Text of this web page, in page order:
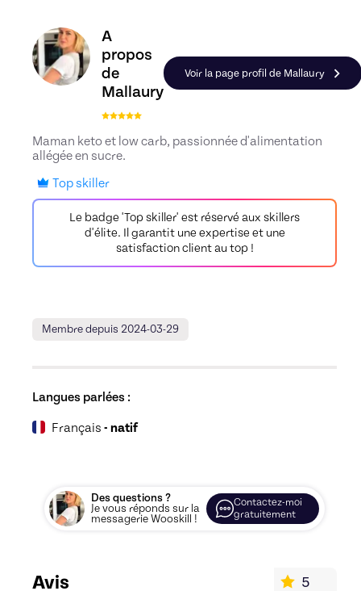
Découvrez le profil de Mallaury, Skiller en
A
propos
de
Mallaury
Voir la page profil de Mallaury
Maman keto et low carb, passionnée d'alimentation
allégée en sucre.
Top skiller
Le badge 'Top skiller' est réservé aux skillers
d'élite. Il garantit une expertise et une
satisfaction client au top !
Membre depuis 2024-03-29
Langues parlées :
Français - natif
Des questions ?
Je vous réponds sur la
messagerie Wooskill !
Contactez-moi
gratuitement
Avis 5